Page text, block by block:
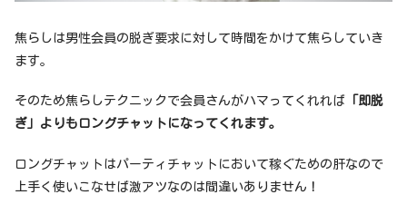
焦らしは男性会員の脱ぎ要求に対して時間をかけて焦らしていき
ます。
そのため焦らしテクニックで会員さんがハマってくれれば 「即脱
ぎ」よりもロングチャットになってくれます。
ロングチャットはパーティチャットにおいて稼ぐための肝なので
上手く使いこなせば激アツなのは間違いありません！